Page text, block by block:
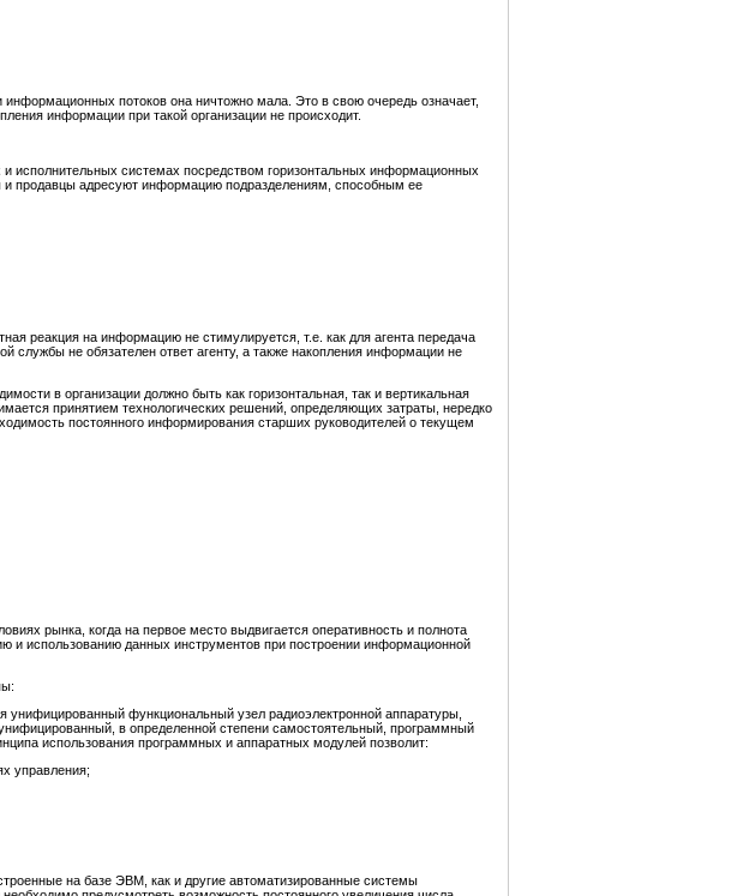
потоков она ничтожно мала. Это в свою очередь означает,
информации при такой организации не происходит.
исполнительных системах посредством горизонтальных информационных
и продавцы адресуют информацию подразделениям, способным ее
реакция на информацию не стимулируется, т.е. как для агента передача
службы не обязателен ответ агенту, а также накопления информации не
в организации должно быть как горизонтальная, так и вертикальная
принятием технологических решений, определяющих затраты, нередко
постоянного информирования старших руководителей о текущем
рынка, когда на первое место выдвигается оперативность и полнота
использованию данных инструментов при построении информационной
функциональный узел радиоэлектронной аппаратуры,
в определенной степени самостоятельный, программный
использования программных и аппаратных модулей позволит:
управления;
на базе ЭВМ, как и другие автоматизированные системы